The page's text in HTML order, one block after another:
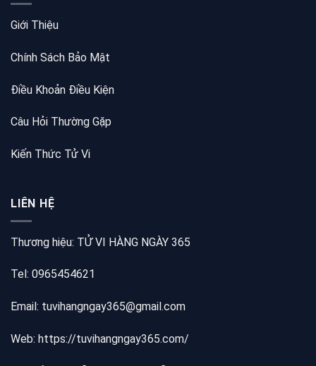
Giới Thiệu
Chính Sách Bảo Mật
Điều Khoản Điều Kiện
Câu Hỏi Thường Gặp
Kiến Thức Tử Vi
LIÊN HỆ
Thương hiệu: TỬ VI HÀNG NGÀY 365
Tel: 0965454621
Email: tuvihangngay365@gmail.com
Web: https://tuvihangngay365.com/